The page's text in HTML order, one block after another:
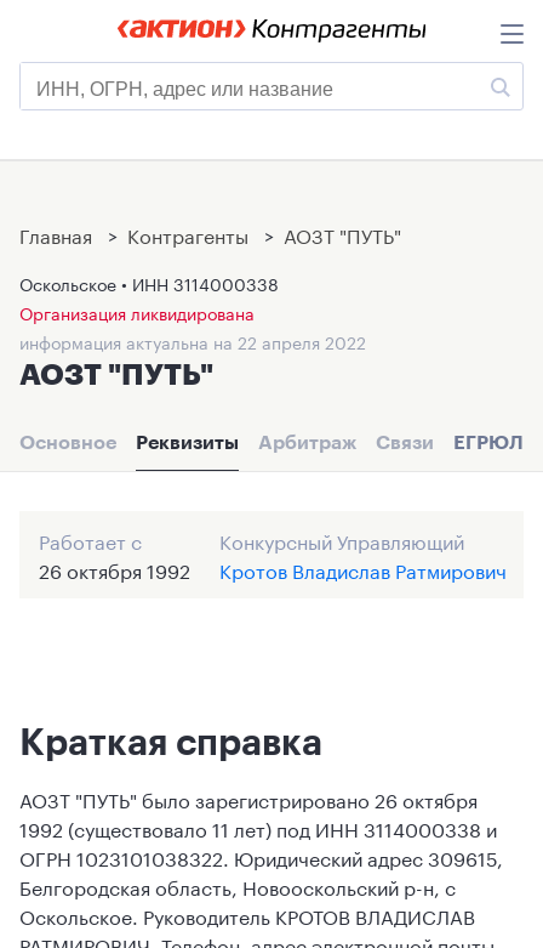
Главная > Контрагенты > АОЗТ "ПУТЬ"
Оскольское • ИНН 3114000338
Организация ликвидирована
информация актуальна на 22 апреля 2022
АОЗТ "ПУТЬ"
Основное Реквизиты Арбитраж Связи ЕГРЮЛ
Работает с
26 октября 1992
Конкурсный Управляющий
Кротов Владислав Ратмирович
Краткая справка
АОЗТ "ПУТЬ" было зарегистрировано 26 октября
1992 (существовало 11 лет) под ИНН 3114000338 и
ОГРН 1023101038322. Юридический адрес 309615,
Белгородская область, Новооскольский р-н, с
Оскольское. Руководитель КРОТОВ ВЛАДИСЛАВ